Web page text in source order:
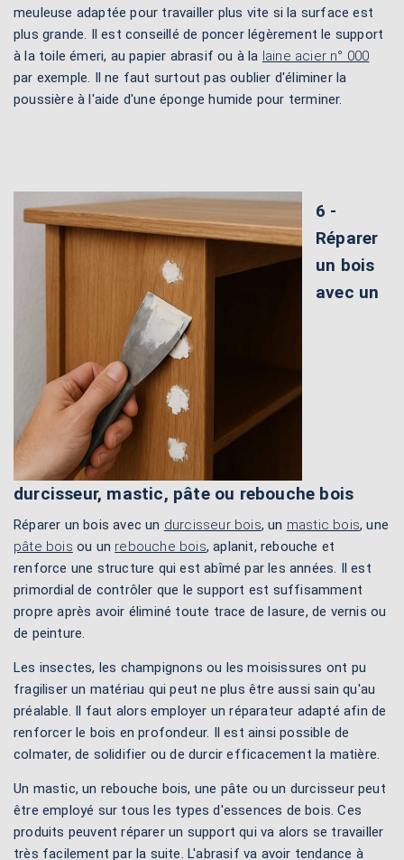
meuleuse adaptée pour travailler plus vite si la surface est
plus grande. Il est conseillé de poncer légèrement le support
à la toile émeri, au papier abrasif ou à la laine acier n° 000
par exemple. Il ne faut surtout pas oublier d'éliminer la
poussière à l'aide d'une éponge humide pour terminer.
6 -
Réparer
un bois
avec un
durcisseur, mastic, pâte ou rebouche bois
Réparer un bois avec un durcisseur bois, un mastic bois, une
pâte bois ou un rebouche bois, aplanit, rebouche et
renforce une structure qui est abîmé par les années. Il est
primordial de contrôler que le support est suffisamment
propre après avoir éliminé toute trace de lasure, de vernis ou
de peinture.
Les insectes, les champignons ou les moisissures ont pu
fragiliser un matériau qui peut ne plus être aussi sain qu'au
préalable. Il faut alors employer un réparateur adapté afin de
renforcer le bois en profondeur. Il est ainsi possible de
colmater, de solidifier ou de durcir efficacement la matière.
Un mastic, un rebouche bois, une pâte ou un durcisseur peut
être employé sur tous les types d'essences de bois. Ces
produits peuvent réparer un support qui va alors se travailler
très facilement par la suite. L'abrasif va avoir tendance à